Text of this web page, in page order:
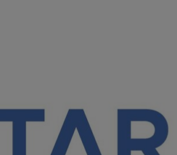
打通数据安全交换路径提供联邦学习系统
问题，另一方面可帮助数据源方获得数据
隐私的前提下，通过联邦学习系统连接数